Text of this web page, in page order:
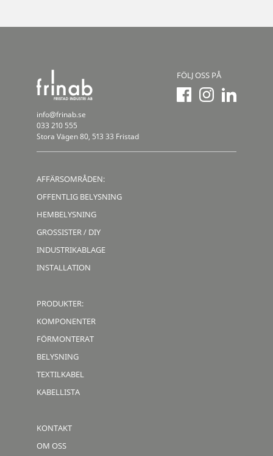
info@frinab.se
033 210 555
Stora Vägen 80, 513 33 Fristad
FÖLJ OSS PÅ
AFFÄRSOMRÅDEN:
OFFENTLIG BELYSNING
HEMBELYSNING
GROSSISTER / DIY
INDUSTRIKABLAGE
INSTALLATION
PRODUKTER:
KOMPONENTER
FÖRMONTERAT
BELYSNING
TEXTILKABEL
KABELLISTA
KONTAKT
OM OSS